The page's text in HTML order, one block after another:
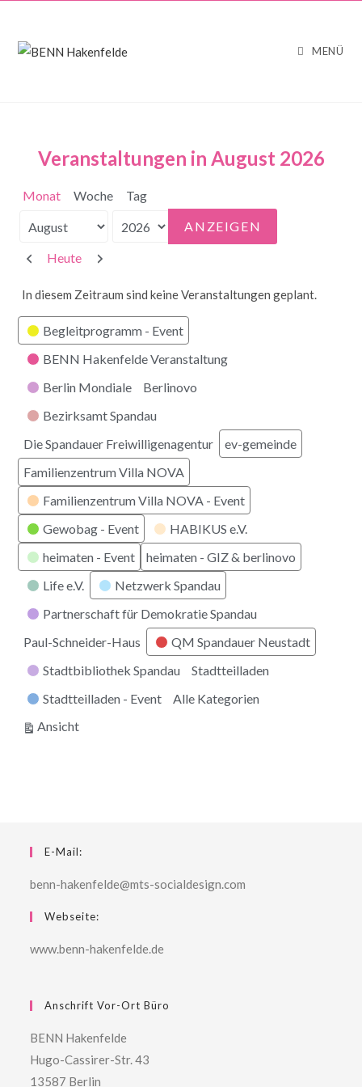
MENÜ
Veranstaltungen in August 2026
Monat Woche Tag
Monat
Jahr
Zurück
Heute Weiter
In diesem Zeitraum sind keine Veranstaltungen geplant.
Kategorien
Begleitprogramm - Event
BENN Hakenfelde Veranstaltung
Berlin Mondiale
Berlinovo
Bezirksamt Spandau
Die Spandauer Freiwilligenagentur
ev-gemeinde
Familienzentrum Villa NOVA
Familienzentrum Villa NOVA - Event
Gewobag - Event
HABIKUS e.V.
heimaten - Event
heimaten - GIZ & berlinovo
Life e.V.
Netzwerk Spandau
Partnerschaft für Demokratie Spandau
Paul-Schneider-Haus
QM Spandauer Neustadt
Stadtbibliothek Spandau
Stadtteilladen
Stadtteilladen - Event
Alle Kategorien
Ansichtausdrucken
E-Mail:
benn-hakenfelde@mts-socialdesign.com
Webseite:
www.benn-hakenfelde.de
Anschrift Vor-Ort Büro
BENN Hakenfelde
Hugo-Cassirer-Str. 43
13587 Berlin